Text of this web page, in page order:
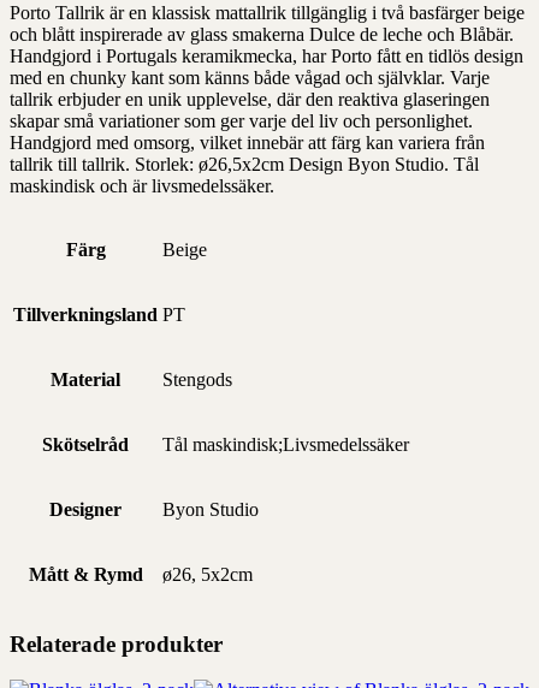
Porto Tallrik är en klassisk mattallrik tillgänglig i två basfärger beige
och blått inspirerade av glass smakerna Dulce de leche och Blåbär.
Handgjord i Portugals keramikmecka, har Porto fått en tidlös design
med en chunky kant som känns både vågad och självklar. Varje
tallrik erbjuder en unik upplevelse, där den reaktiva glaseringen
skapar små variationer som ger varje del liv och personlighet.
Handgjord med omsorg, vilket innebär att färg kan variera från
tallrik till tallrik. Storlek: ø26,5x2cm Design Byon Studio. Tål
maskindisk och är livsmedelssäker.
Färg Beige
Tillverkningsland PT
Material Stengods
Skötselråd Tål maskindisk;Livsmedelssäker
Designer Byon Studio
Mått & Rymd ø26, 5x2cm
Relaterade produkter